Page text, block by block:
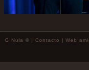
G Nula © | Contacto | Web